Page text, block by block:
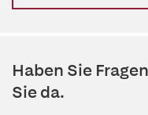
Haben Sie
Sie da.